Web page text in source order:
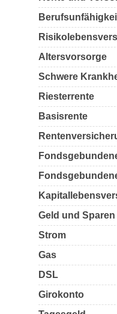
Altersvorsorge
Schwere
Riesterrente
Basisrente
Geld und Sparen
Strom
Gas
DSL
Girokonto